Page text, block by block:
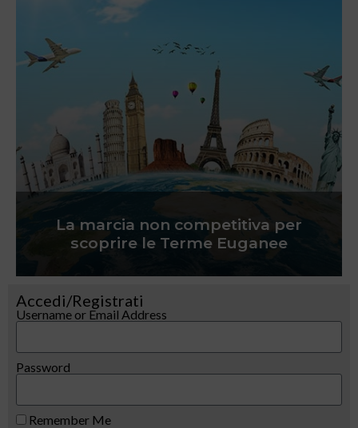
La marcia non competitiva per
scoprire le Terme Euganee
Accedi/Registrati
Username or Email Address
Password
Remember Me